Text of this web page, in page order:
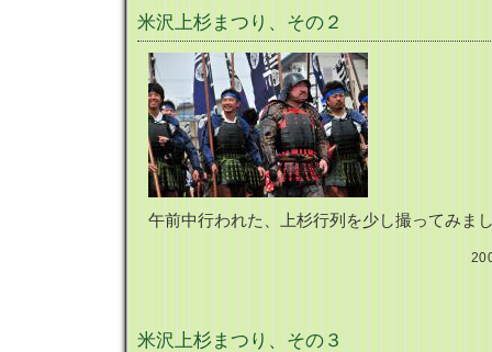
米沢上杉まつり、その２
午前中行われた、上杉行列を少し撮ってみま
米沢上杉まつり、その３